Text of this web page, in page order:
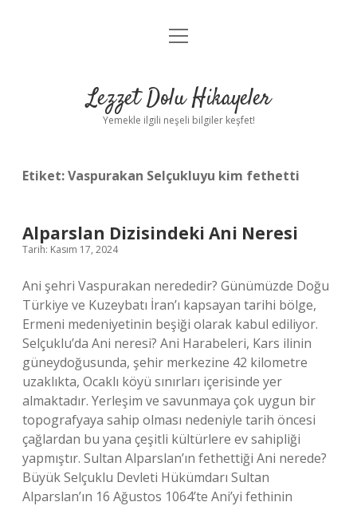
Anasayfa
Yasal Uyarı
menüyü
Lezzet Dolu Hikayeler
Yemekle ilgili neşeli bilgiler keşfet!
Etiket:Vaspurakan Selçukluyu kim fethetti
Alparslan Dizisindeki Ani Neresi
Tarih: Kasım 17, 2024
Ani şehri Vaspurakan nerededir? Günümüzde Doğu
Türkiye ve Kuzeybatı İran’ı kapsayan tarihi bölge,
Ermeni medeniyetinin beşiği olarak kabul ediliyor.
Selçuklu’da Ani neresi? Ani Harabeleri, Kars ilinin
güneydoğusunda, şehir merkezine 42 kilometre
uzaklıkta, Ocaklı köyü sınırları içerisinde yer
almaktadır. Yerleşim ve savunmaya çok uygun bir
topografyaya sahip olması nedeniyle tarih öncesi
çağlardan bu yana çeşitli kültürlere ev sahipliği
yapmıştır. Sultan Alparslan’ın fethettiği Ani nerede?
Büyük Selçuklu Devleti Hükümdarı Sultan
Alparslan’ın 16 Ağustos 1064’te Ani’yi fethinin